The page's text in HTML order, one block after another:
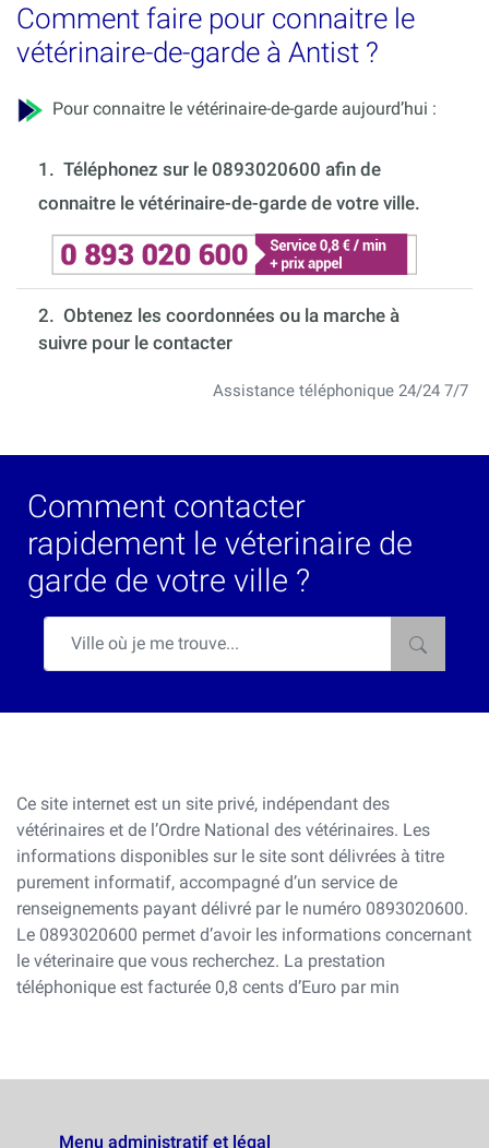
Comment faire pour connaitre le
vétérinaire-de-garde à Antist ?
Pour connaitre le vétérinaire-de-garde aujourd’hui :
1. Téléphonez sur le 0893020600 afin de
connaitre le vétérinaire-de-garde de votre ville.
2. Obtenez les coordonnées ou la marche à
suivre pour le contacter
Assistance téléphonique 24/24 7/7
Comment contacter
rapidement le véterinaire de
garde de votre ville ?
Ce site internet est un site privé, indépendant des
vétérinaires et de l’Ordre National des vétérinaires. Les
informations disponibles sur le site sont délivrées à titre
purement informatif, accompagné d’un service de
renseignements payant délivré par le numéro 0893020600.
Le 0893020600 permet d’avoir les informations concernant
le véterinaire que vous recherchez. La prestation
téléphonique est facturée 0,8 cents d’Euro par min
Menu administratif et légal